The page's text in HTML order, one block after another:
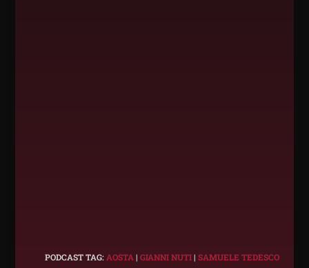
PODCAST TAG: AOSTA |GIANNI NUTI|SAMUELE TEDESCO